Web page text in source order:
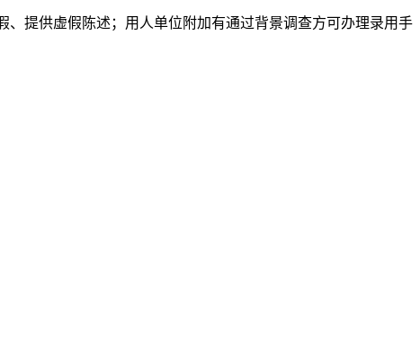
提供虚假陈述；用人单位附加有通过背景调查方可办理录用手